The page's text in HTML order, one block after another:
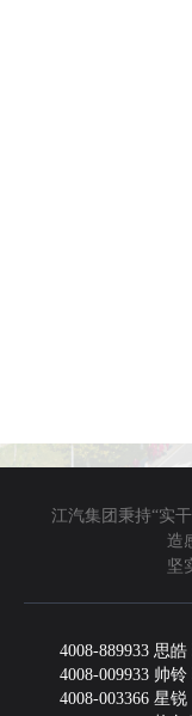
江汽集团秉持“实
造
坚
4008-889933 思
4008-009933 帅
4008-003366 星锐